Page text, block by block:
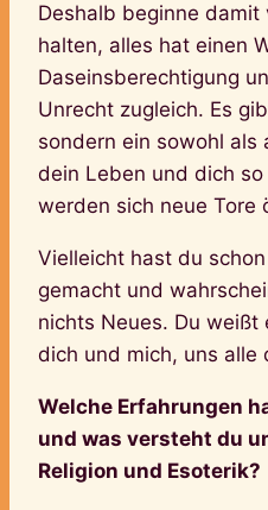
Deshalb beginne damit
halten, alles hat einen
Daseinsberechtigung
Unrecht zugleich. Es
sondern ein sowohl als
dein Leben und dich
werden sich neue Tore
Vielleicht hast du
gemacht und
nichts Neues. Du weißt
dich und mich, uns alle
Welche Erfahrungen
und was versteht du
Religion und Esoterik?